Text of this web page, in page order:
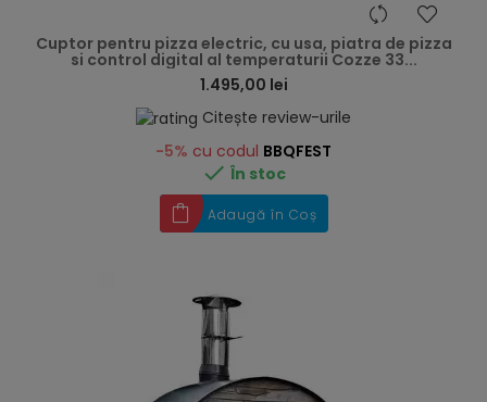
Cuptor pentru pizza electric, cu usa, piatra de pizza
si control digital al temperaturii Cozze 33...
1.495,00 lei
Citește review-urile
-5% cu codul BBQFEST
 În stoc
Adaugă în Coș